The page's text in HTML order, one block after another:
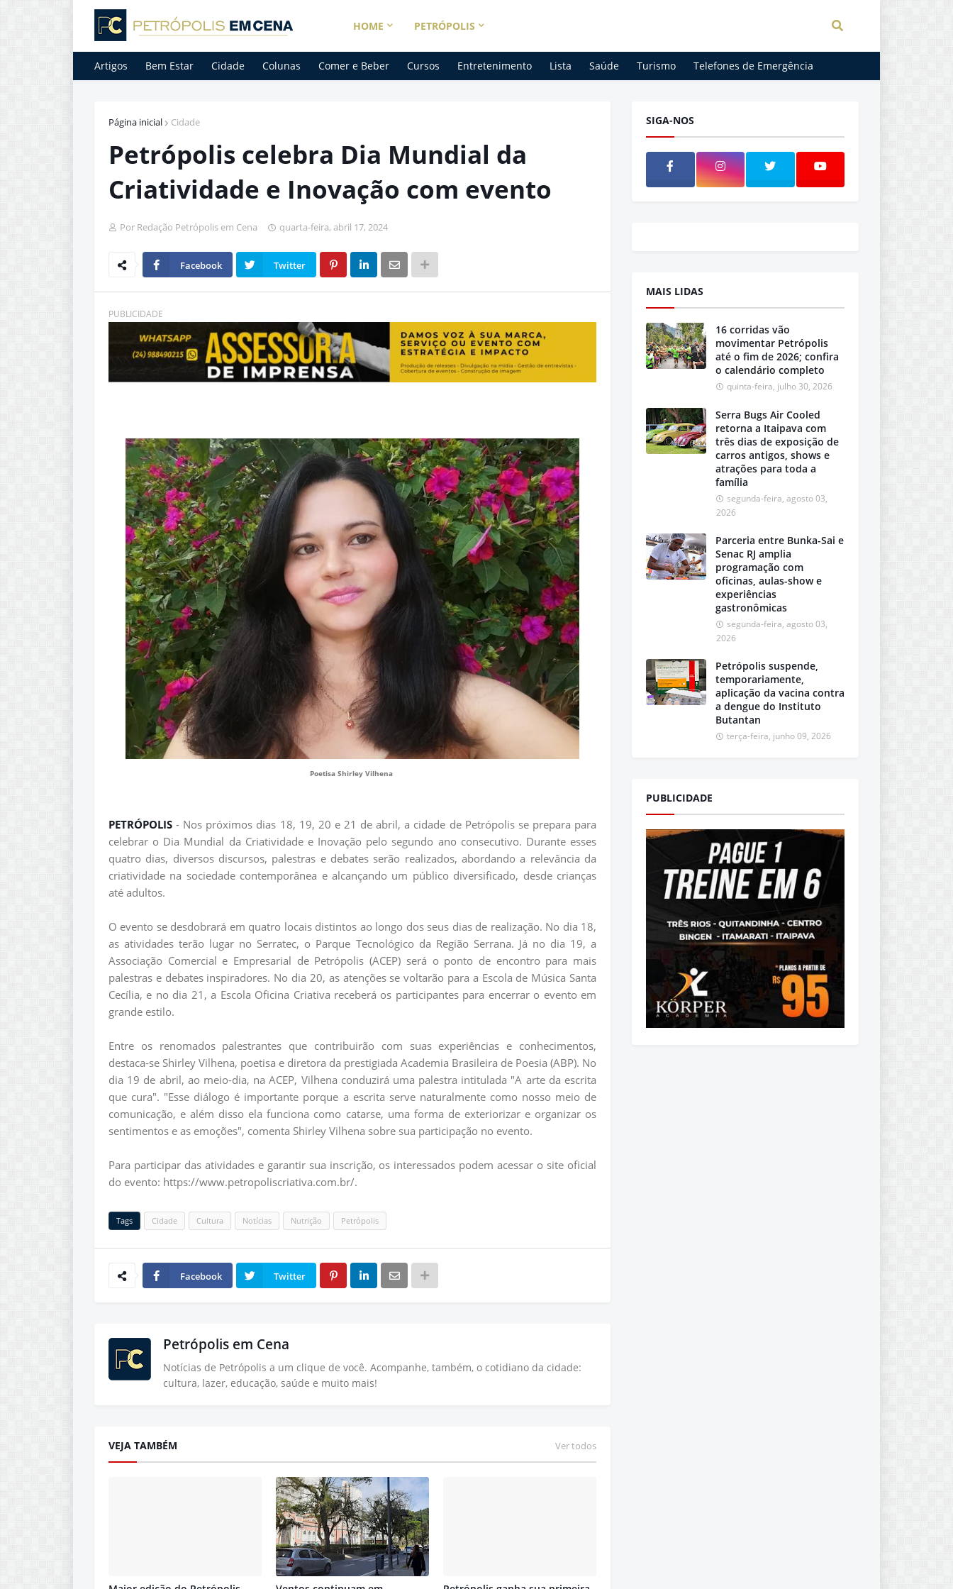
HOME PETRÓPOLIS
Artigos Bem Estar Cidade Colunas Comer e Beber Cursos Entretenimento Lista Saúde Turismo Telefones de Emergência
Página inicial Cidade
Petrópolis celebra Dia Mundial da
Criatividade e Inovação com evento
Por Redação Petrópolis em Cena quarta-feira, abril 17, 2024
Facebook Twitter
PUBLICIDADE
Poetisa Shirley Vilhena
PETRÓPOLIS - Nos próximos dias 18, 19, 20 e 21 de abril, a cidade de Petrópolis se prepara para
celebrar o Dia Mundial da Criatividade e Inovação pelo segundo ano consecutivo. Durante esses
quatro dias, diversos discursos, palestras e debates serão realizados, abordando a relevância da
criatividade na sociedade contemporânea e alcançando um público diversificado, desde crianças
até adultos.
O evento se desdobrará em quatro locais distintos ao longo dos seus dias de realização. No dia 18,
as atividades terão lugar no Serratec, o Parque Tecnológico da Região Serrana. Já no dia 19, a
Associação Comercial e Empresarial de Petrópolis (ACEP) será o ponto de encontro para mais
palestras e debates inspiradores. No dia 20, as atenções se voltarão para a Escola de Música Santa
Cecília, e no dia 21, a Escola Oficina Criativa receberá os participantes para encerrar o evento em
grande estilo.
Entre os renomados palestrantes que contribuirão com suas experiências e conhecimentos,
destaca-se Shirley Vilhena, poetisa e diretora da prestigiada Academia Brasileira de Poesia (ABP). No
dia 19 de abril, ao meio-dia, na ACEP, Vilhena conduzirá uma palestra intitulada "A arte da escrita
que cura". "Esse diálogo é importante porque a escrita serve naturalmente como nosso meio de
comunicação, e além disso ela funciona como catarse, uma forma de exteriorizar e organizar os
sentimentos e as emoções", comenta Shirley Vilhena sobre sua participação no evento.
Para participar das atividades e garantir sua inscrição, os interessados podem acessar o site oficial
do evento: https://www.petropoliscriativa.com.br/.
Tags Cidade Cultura Notícias Nutrição Petrópolis
Facebook Twitter
Petrópolis em Cena
Notícias de Petrópolis a um clique de você. Acompanhe, também, o cotidiano da cidade:
cultura, lazer, educação, saúde e muito mais!
VEJA TAMBÉM Ver todos
SIGA-NOS
MAIS LIDAS
16 corridas vão
movimentar Petrópolis
até o fim de 2026; confira
o calendário completo
quinta-feira, julho 30, 2026
Serra Bugs Air Cooled
retorna a Itaipava com
três dias de exposição de
carros antigos, shows e
atrações para toda a
família
segunda-feira, agosto 03,
2026
Parceria entre Bunka-Sai e
Senac RJ amplia
programação com
oficinas, aulas-show e
experiências
gastronômicas
segunda-feira, agosto 03,
2026
Petrópolis suspende,
temporariamente,
aplicação da vacina contra
a dengue do Instituto
Butantan
terça-feira, junho 09, 2026
PUBLICIDADE